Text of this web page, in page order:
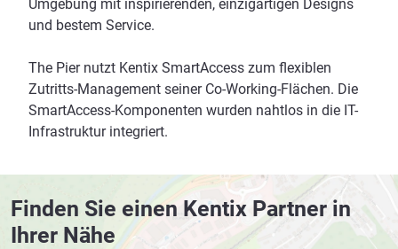
Umgebung mit inspirierenden, einzigartigen Designs
und bestem Service.
The Pier nutzt Kentix SmartAccess zum flexiblen
Zutritts-Management seiner Co-Working-Flächen. Die
SmartAccess-Komponenten wurden nahtlos in die IT-
Infrastruktur integriert.
Finden Sie einen Kentix Partner in
Ihrer Nähe